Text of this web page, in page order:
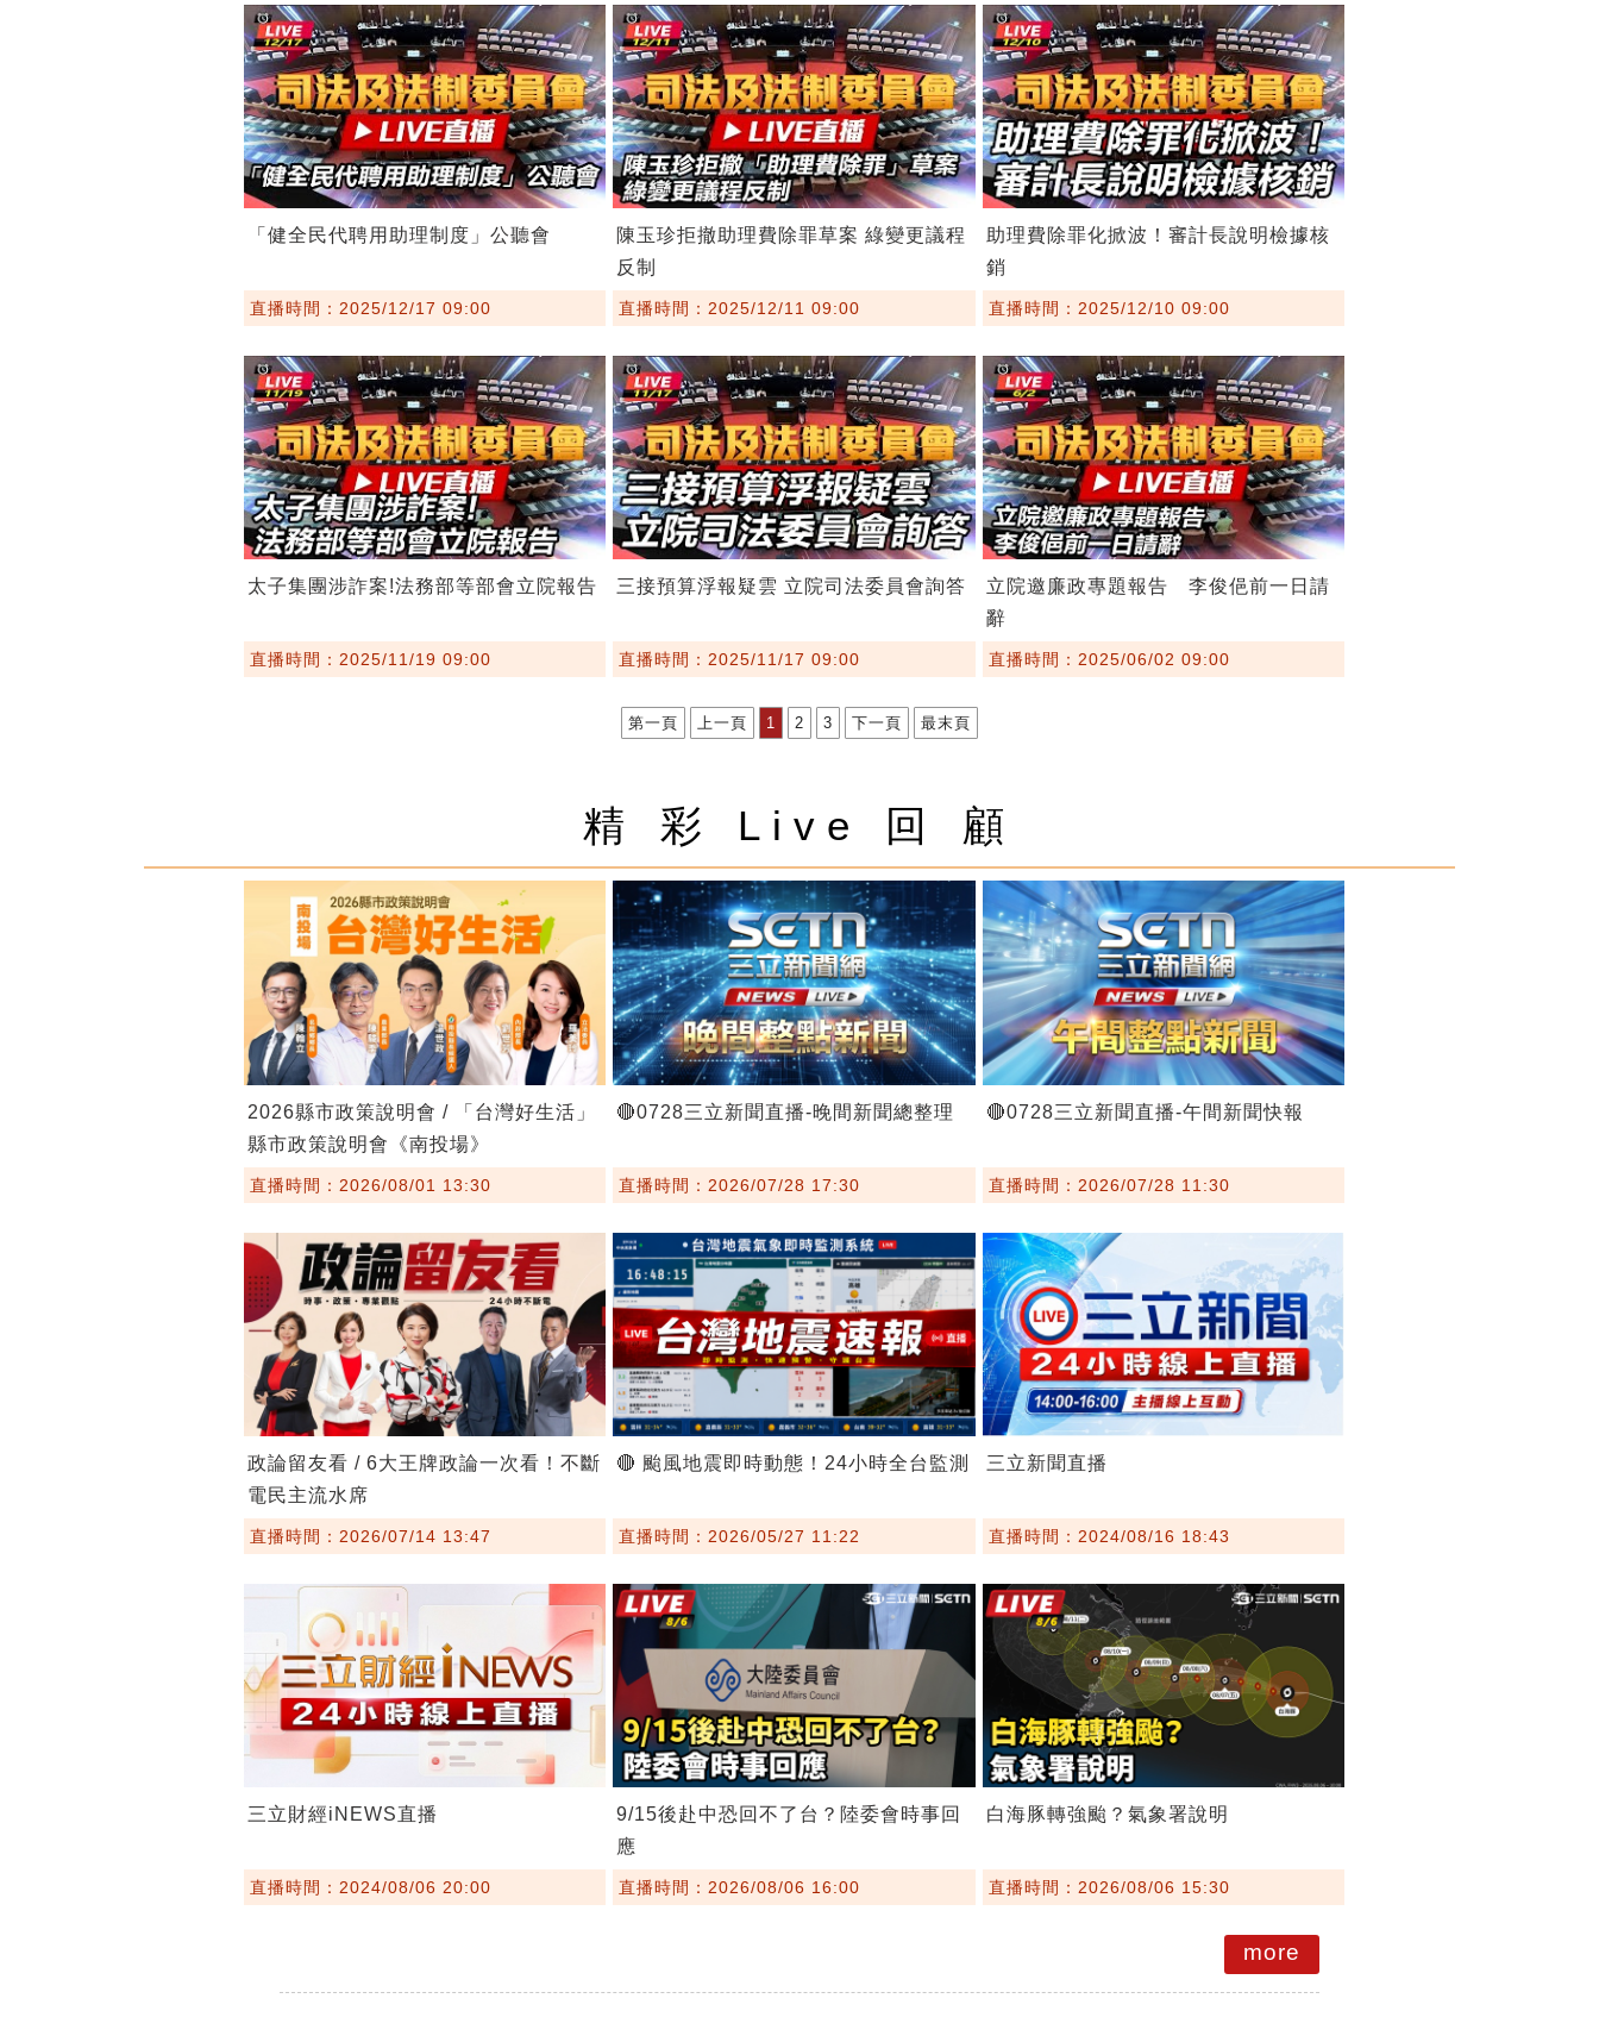
「健全民代聘用助理制度」公聽會
直播時間：2025/12/17 09:00
陳玉珍拒撤助理費除罪草案 綠變更議程
反制
直播時間：2025/12/11 09:00
助理費除罪化掀波！審計長說明檢據核
銷
直播時間：2025/12/10 09:00
太子集團涉詐案!法務部等部會立院報告
直播時間：2025/11/19 09:00
三接預算浮報疑雲 立院司法委員會詢答
直播時間：2025/11/17 09:00
立院邀廉政專題報告 李俊俋前一日請
辭
直播時間：2025/06/02 09:00
第一頁 上一頁 1 2 3 下一頁 最末頁
精 彩 Live 回 顧
2026縣市政策說明會 / 「台灣好生活」
縣市政策說明會《南投場》
直播時間：2026/08/01 13:30
🔴0728三立新聞直播-晚間新聞總整理
直播時間：2026/07/28 17:30
🔴0728三立新聞直播-午間新聞快報
直播時間：2026/07/28 11:30
政論留友看 / 6大王牌政論一次看！不斷
電民主流水席
直播時間：2026/07/14 13:47
🔴 颱風地震即時動態！24小時全台監測
直播時間：2026/05/27 11:22
三立新聞直播
直播時間：2024/08/16 18:43
三立財經iNEWS直播
直播時間：2024/08/06 20:00
9/15後赴中恐回不了台？陸委會時事回
應
直播時間：2026/08/06 16:00
白海豚轉強颱？氣象署說明
直播時間：2026/08/06 15:30
more